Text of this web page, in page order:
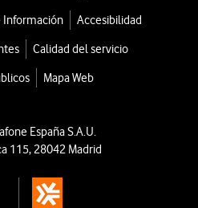
Información
Accesibilidad
Calidad del servicio
Mapa Web
España S.A.U.
115, 28042 Madrid